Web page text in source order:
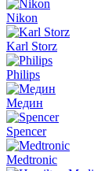
Nikon
Karl Storz
Philips
Медин
Spencer
Medtronic